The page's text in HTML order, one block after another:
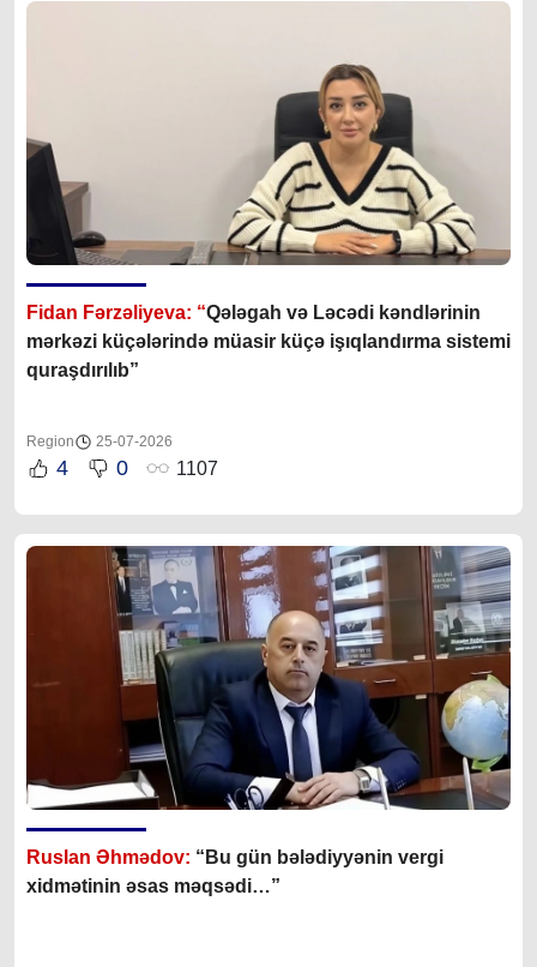
Fidan Fərzəliyeva: “Qələgah və Ləcədi kəndlərinin
mərkəzi küçələrində müasir küçə işıqlandırma sistemi
quraşdırılıb”
Region 25-07-2026
4 0 1107
Ruslan Əhmədov: “Bu gün bələdiyyənin vergi
xidmətinin əsas məqsədi…”